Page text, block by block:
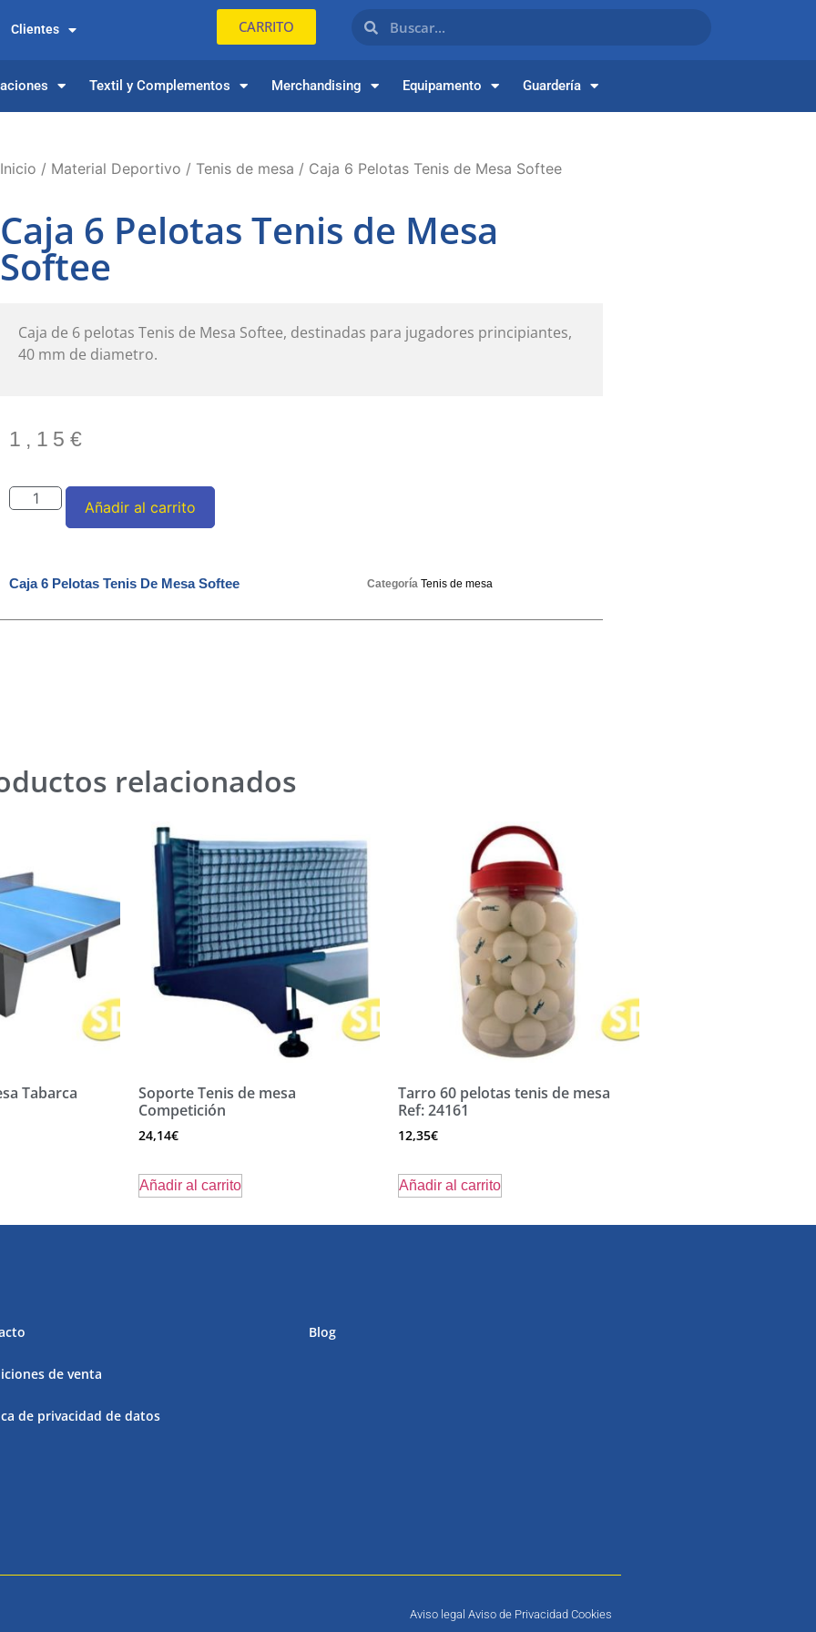
Clientes CARRITO
Textil y Complementos Merchandising Equipamento Guardería
Inicio / Material Deportivo / Tenis de mesa / Caja 6 Pelotas Tenis de Mesa Softee
Caja 6 Pelotas Tenis de Mesa
Softee
Caja de 6 pelotas Tenis de Mesa Softee, destinadas para jugadores principiantes,
40 mm de diametro.
1,15 €
Añadir al carrito
Caja 6 Pelotas Tenis De Mesa Softee Categoría Tenis de mesa
relacionados
Tabarca
Soporte Tenis de mesa
Competición
24,14€
Añadir al carrito
Tarro 60 pelotas tenis de mesa
Ref: 24161
12,35€
Añadir al carrito
de venta
de privacidad de datos
Blog
Aviso legal Aviso de Privacidad Cookies